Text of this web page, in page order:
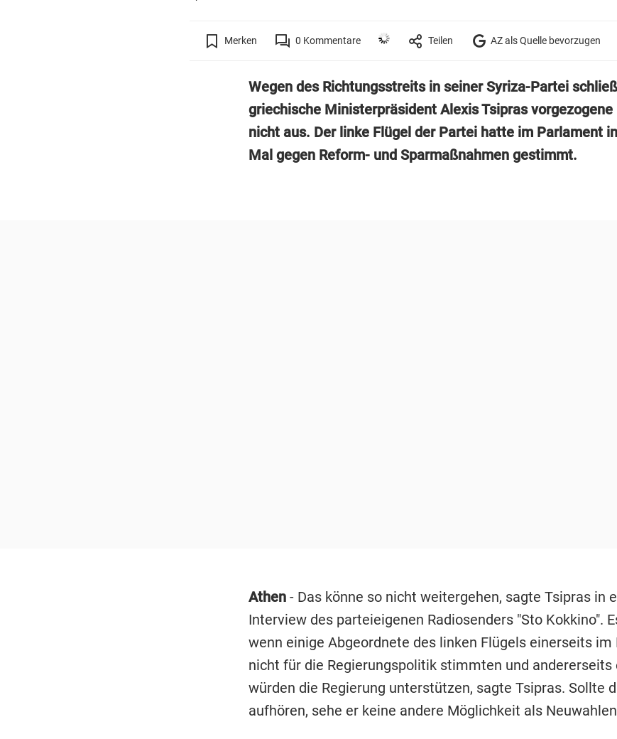
Merken 0 Kommentare Teilen AZ als Quelle bevorzugen
Wegen des Richtungsstreits in seiner Syriza-Partei
griechische Ministerpräsident Alexis Tsipras vorgezogene
nicht aus. Der linke Flügel der Partei hatte im Parlament
Mal gegen Reform- und Sparmaßnahmen gestimmt.
Athen - Das könne so nicht weitergehen, sagte Tsipras in
Interview des parteieigenen Radiosenders "Sto Kokkino".
wenn einige Abgeordnete des linken Flügels einerseits
nicht für die Regierungspolitik stimmten und andererseits
würden die Regierung unterstützen, sagte Tsipras. Sollte
aufhören, sehe er keine andere Möglichkeit als